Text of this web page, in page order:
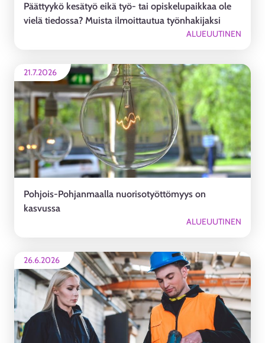
Päättyykö kesätyö eikä työ- tai opiskelupaikkaa ole
vielä tiedossa? Muista ilmoittautua työnhakijaksi
ALUEUUTINEN
21.7.2026
Pohjois-Pohjanmaalla nuorisotyöttömyys on
kasvussa
ALUEUUTINEN
26.6.2026